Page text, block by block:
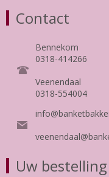
Contact
Bennekom
0318-414266
Veenendaal
0318-554004
Uw bestelling